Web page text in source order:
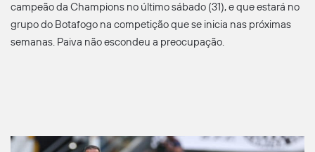
campeão da Champions no último sábado (31), e que estará no
grupo do Botafogo na competição que se inicia nas próximas
semanas. Paiva não escondeu a preocupação.